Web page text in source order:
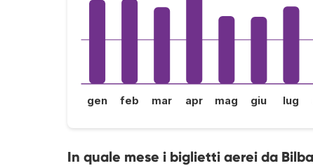
gen feb mar apr mag giu lug
In quale mese i biglietti aerei da